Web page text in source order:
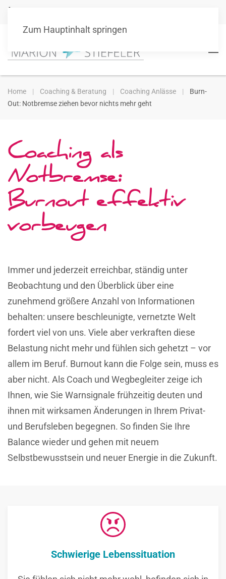
Zum Hauptinhalt springen
Home Coaching & Beratung Coaching Anlässe
Burn-
Out: Notbremse ziehen bevor nichts mehr geht
Coaching als
Notbremse:
Burnout effektiv
vorbeugen
Immer und jederzeit erreichbar, ständig unter
Beobachtung und den Überblick über eine
zunehmend größere Anzahl von Informationen
behalten: unsere beschleunigte, vernetzte Welt
fordert viel von uns. Viele aber verkraften diese
Belastung nicht mehr und fühlen sich gehetzt – vor
allem im Beruf. Burnout kann die Folge sein, muss es
aber nicht. Als Coach und Wegbegleiter zeige ich
Ihnen, wie Sie Warnsignale frühzeitig deuten und
ihnen mit wirksamen Änderungen in Ihrem Privat-
und Berufsleben begegnen. So finden Sie Ihre
Balance wieder und gehen mit neuem
Selbstbewusstsein und neuer Energie in die Zukunft.
Schwierige Lebenssituation